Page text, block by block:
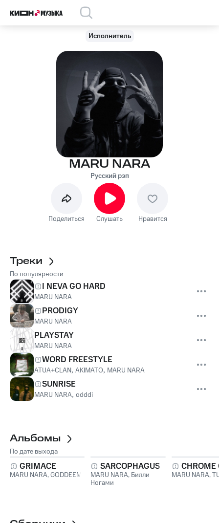
Исполнитель
MARU NARA
Русский рэп
Поделиться Слушать Нравится
Треки
По популярности
I NEVA GO HARD
MARU NARA
PRODIGY
MARU NARA
PLAYSTAY
MARU NARA
WORD FREESTYLE
ATUA+CLAN, AKIMATO, MARU NARA
SUNRISE
MARU NARA, odddi
Альбомы
По дате выхода
GRIMACE
MARU NARA,GODDEEM
SARCOPHAGUS
MARU NARA, Билли
Ногами
CHROME
MARU NARA,